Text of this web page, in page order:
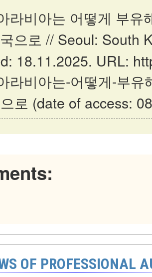
라비아는 어떻게 부유
으로 // Seoul: South
18.11.2025. URL:
라비아는-어떻게-부
로 (date of access:
OF PROFESSIONAL